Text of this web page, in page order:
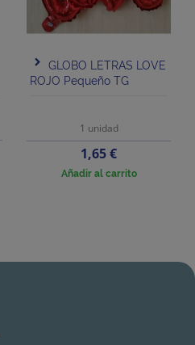
GLOBO LETRAS LOVE
ROJO Pequeño TG
1 unidad
Precio
1,65 €
Añadir al carrito